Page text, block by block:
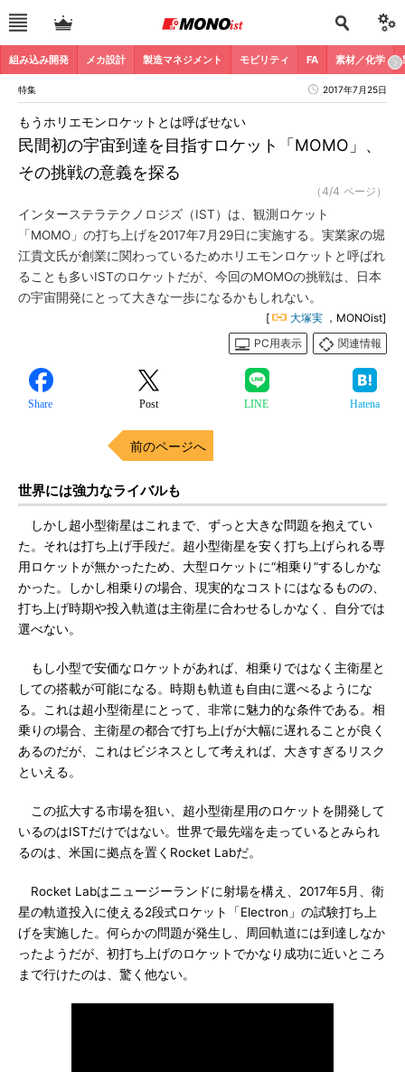
組み込み開発 メカ設計 製造マネジメント モビリティ FA 素材／化学
特集 2017年7月25日
民間初の宇宙到達を目指すロケット「MOMO」、
その挑戦の意義を探る
もうホリエモンロケットとは呼ばせない
（4/4 ページ）
インターステラテクノロジズ（IST）は、観測ロケット
「MOMO」の打ち上げを2017年7月29日に実施する。実業家の堀
江貴文氏が創業に関わっているためホリエモンロケットと呼ばれ
ることも多いISTのロケットだが、今回のMOMOの挑戦は、日本
の宇宙開発にとって大きな一歩になるかもしれない。
[ 大塚実 ，MONOist]
PC用表示
関連情報
Share Post LINE Hatena
前のページへ
世界には強力なライバルも
しかし超小型衛星はこれまで、ずっと大きな問題を抱えてい
た。それは打ち上げ手段だ。超小型衛星を安く打ち上げられる専
用ロケットが無かったため、大型ロケットに“相乗り”するしかな
かった。しかし相乗りの場合、現実的なコストにはなるものの、
打ち上げ時期や投入軌道は主衛星に合わせるしかなく、自分では
選べない。
もし小型で安価なロケットがあれば、相乗りではなく主衛星と
しての搭載が可能になる。時期も軌道も自由に選べるようにな
る。これは超小型衛星にとって、非常に魅力的な条件である。相
乗りの場合、主衛星の都合で打ち上げが大幅に遅れることが良く
あるのだが、これはビジネスとして考えれば、大きすぎるリスク
といえる。
この拡大する市場を狙い、超小型衛星用のロケットを開発して
いるのはISTだけではない。世界で最先端を走っているとみられ
るのは、米国に拠点を置くRocket Labだ。
Rocket Labはニュージーランドに射場を構え、2017年5月、衛
星の軌道投入に使える2段式ロケット「Electron」の試験打ち上
げを実施した。何らかの問題が発生し、周回軌道には到達しなか
ったようだが、初打ち上げのロケットでかなり成功に近いところ
まで行けたのは、驚く他ない。